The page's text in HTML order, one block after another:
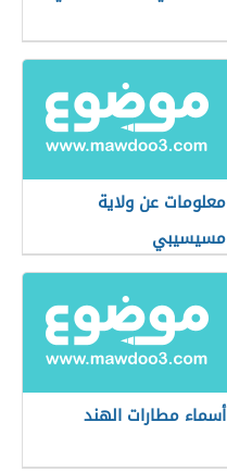
معلومات عن ولاية
مسيسيبي
أسماء مطارات الهند